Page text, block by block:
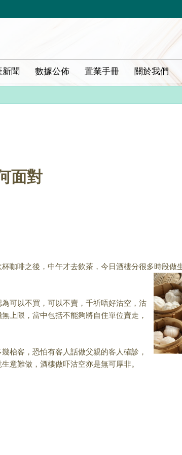
新聞 數據公佈 置業手冊 關於我們
面對
杯咖啡之後，中午才去飲茶，今日酒樓分很多時段做
為可以不買，可以不賣，千祈唔好沽空，沽
上限， 當中包括不能夠將自住單位賣走，
幾枱客，恐怕有客人話做父親的客人確診，
意難做， 酒樓做吓沽空亦是無可厚非。